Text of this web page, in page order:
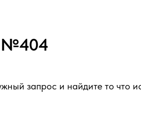
запрос и найдите то что